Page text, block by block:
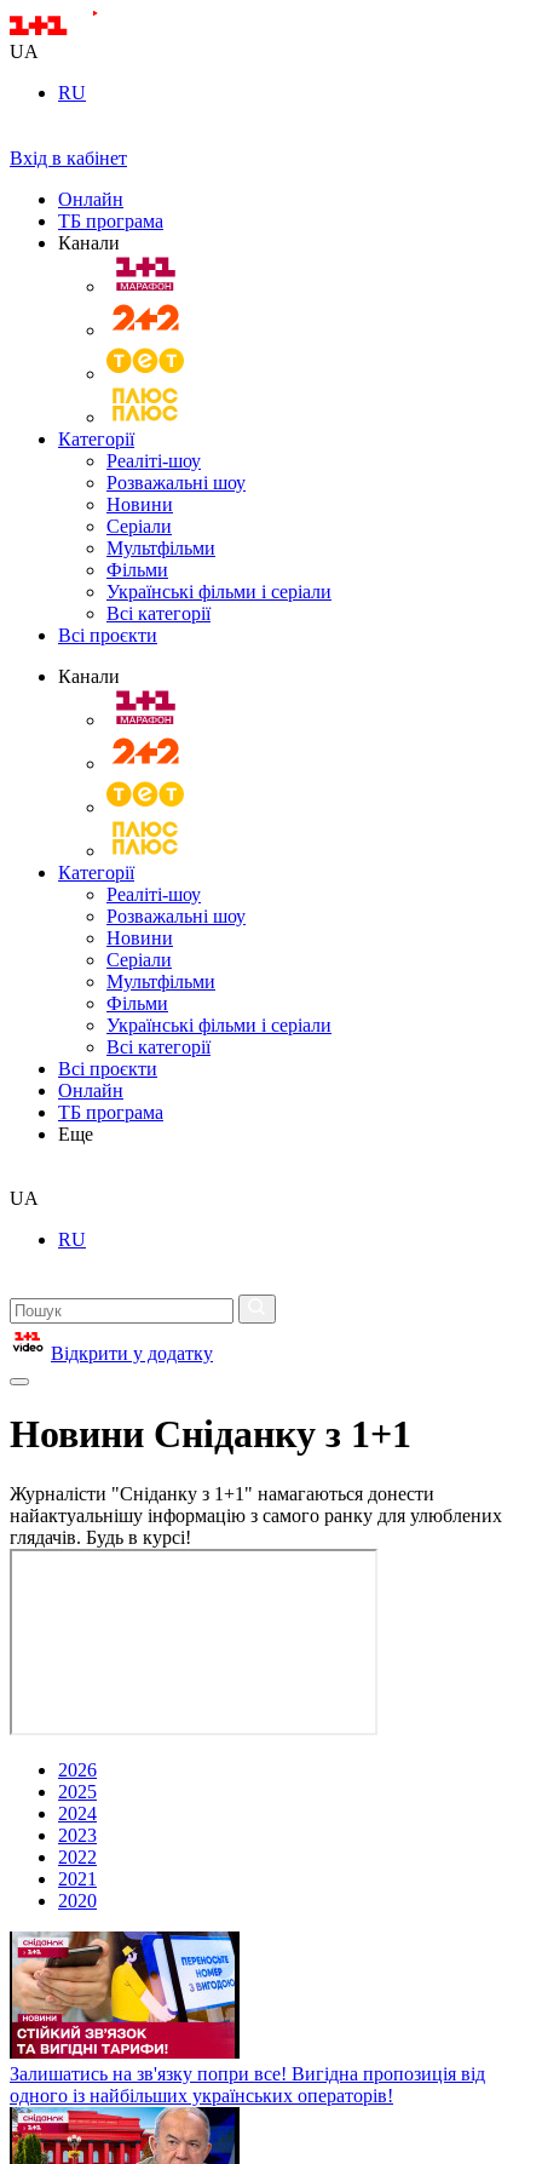
UA
RU
Вхід в кабінет
Онлайн
ТБ програма
Канали
Категорії
Реаліті-шоу
Розважальні шоу
Новини
Серіали
Мультфільми
Фільми
Українські фільми і серіали
Всі категорії
Всі проєкти
Канали
Категорії
Реаліті-шоу
Розважальні шоу
Новини
Серіали
Мультфільми
Фільми
Українські фільми і серіали
Всі категорії
Всі проєкти
Онлайн
ТБ програма
Еще
UA
RU
Відкрити у додатку
Новини Сніданку з 1+1
Журналісти "Сніданку з 1+1" намагаються донести
найактуальнішу інформацію з самого ранку для улюблених
глядачів. Будь в курсі!
2026
2025
2024
2023
2022
2021
2020
Залишатись на зв'язку попри все! Вигідна пропозиція від
одного із найбільших українських операторів!